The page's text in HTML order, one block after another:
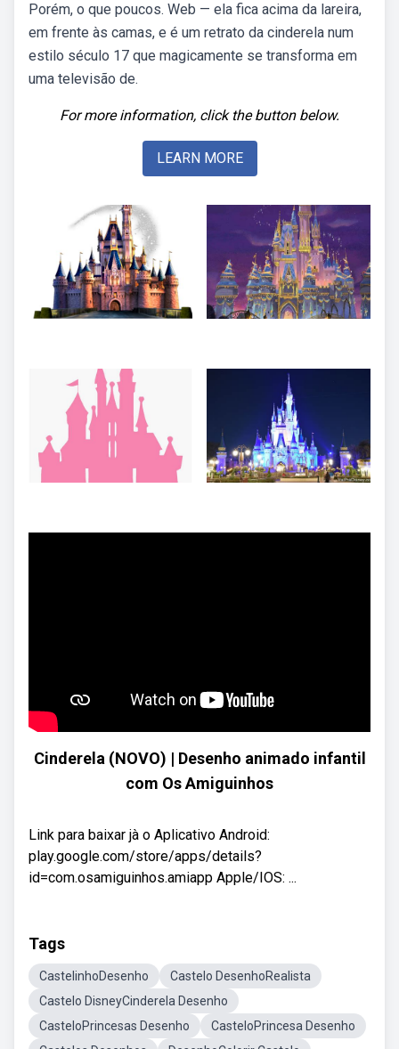
Porém, o que poucos. Web — ela fica acima da lareira,
em frente às camas, e é um retrato da cinderela num
estilo século 17 que magicamente se transforma em
uma televisão de.
For more information, click the button below.
LEARN MORE
Cinderela (NOVO) | Desenho animado infantil
com Os Amiguinhos
Link para baixar jà o Aplicativo Android:
play.google.com/store/apps/details?
id=com.osamiguinhos.amiapp Apple/IOS: ...
Tags
CastelinhoDesenho
Castelo DesenhoRealista
Castelo DisneyCinderela Desenho
CasteloPrincesas Desenho
CasteloPrincesa Desenho